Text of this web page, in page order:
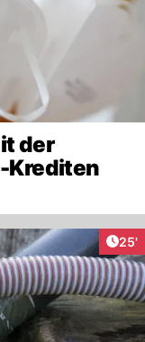
der
Krediten
25'